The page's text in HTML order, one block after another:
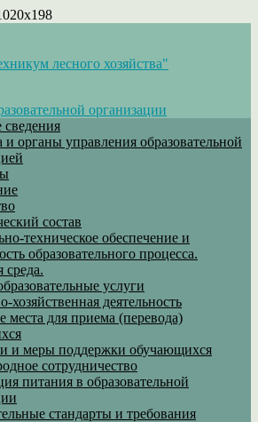
лесного хозяйства"
организации
и органы управления образовательной
состав
техническое обеспечение и
образовательного процесса.
среда.
услуги
хозяйственная деятельность
места для приема (перевода)
и меры поддержки обучающихся
сотрудничество
питания в образовательной
стандарты и требования